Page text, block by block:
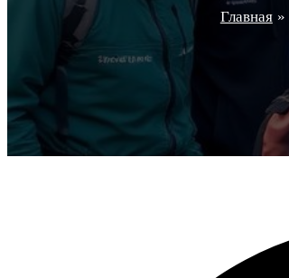
Главная